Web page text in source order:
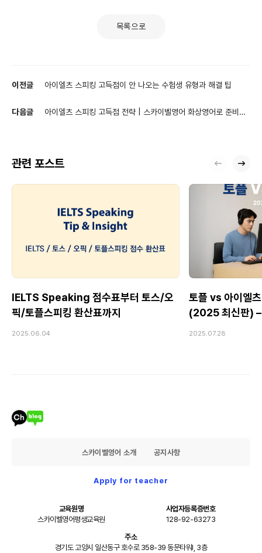
목록으로
이전글 아이엘츠 스피킹 고득점이 안 나오는 수험생 유형과 해결 팁
다음글
아이엘츠 스피킹 고득점 전략 | 스카이벨영어 화상영어로 준비하
관련 포스트
IELTS Speaking 점수표부터 토스/오
픽/토플스피킹 환산표까지
2025.06.04
토플 vs 아이엘
(2025 최신판) –
2025.07.28
스카이벨영어 소개 공지사항
Apply for teacher
교육원명
스카이벨영어평생교육원
사업자등록증번호
128-92-63273
주소
경기도 고양시 일산동구 호수로 358-39 동문타워I, 3층